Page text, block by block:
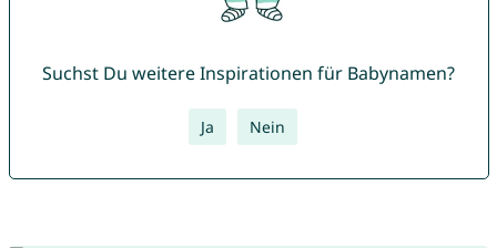
Suchst Du weitere Inspirationen für Babynamen?
Ja Nein